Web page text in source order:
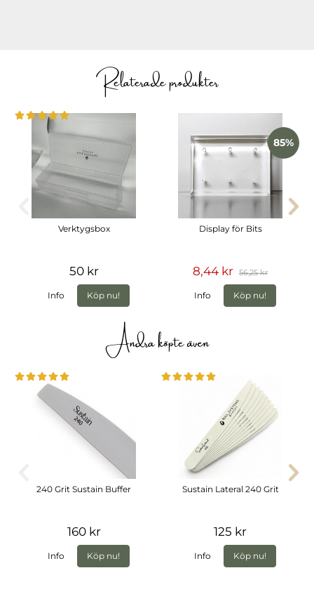
Diameter: 3/32"
Material: Diamant
Passar: Höger- och vänsterhänta
Relaterade produkter
Verktygsbox
50 kr
Info Köp nu!
85%
Display för Bits
8,44 kr 56,25 kr
Info Köp nu!
Andra köpte även
240 Grit Sustain Buffer
160 kr
Info Köp nu!
Sustain Lateral 240 Grit
125 kr
Info Köp nu!